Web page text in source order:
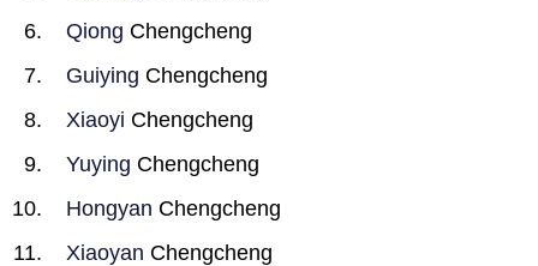
Qiong Chengcheng
Guiying Chengcheng
Xiaoyi Chengcheng
Yuying Chengcheng
Hongyan Chengcheng
Xiaoyan Chengcheng